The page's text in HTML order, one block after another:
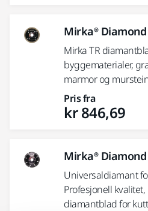
Mirka® Diamond
Mirka TR
byggematerialer,
marmor og
Pris fra
kr 846,69
Mirka® Diamond
Universaldiamant
Profesjonell
diamantblad for